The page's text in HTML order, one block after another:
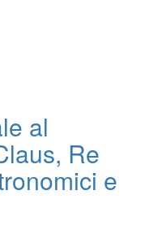
al
Re
e